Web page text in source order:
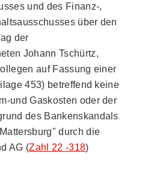
und des Finanz-,
über den
der
Johann Tschürtz,
auf Fassung einer
453) betreffend keine
und Gaskosten oder der
des Bankenskandals
durch die
AG (Zahl 22 -318)